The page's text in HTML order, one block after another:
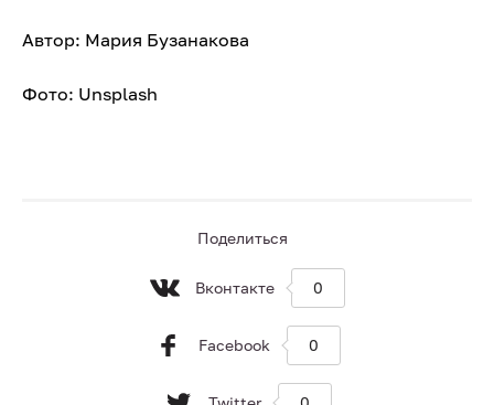
Автор: Мария Бузанакова
Фото: Unsplash
Поделиться
Вконтакте 0
Facebook 0